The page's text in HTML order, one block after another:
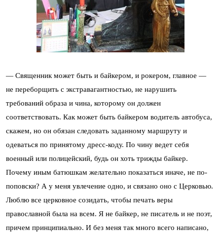
— Священник может быть и байкером, и рокером, главное —
не переборщить с экстравагантностью, не нарушить
требований образа и чина, которому он должен
соответствовать. Как может быть байкером водитель автобуса,
скажем, но он обязан следовать заданному маршруту и
одеваться по принятому дресс-коду. По чину ведет себя
военный или полицейский, будь он хоть трижды байкер.
Почему иным батюшкам желательно показаться иначе, не по-
поповски? А у меня увлечение одно, и связано оно с Церковью.
Люблю все церковное созидать, чтобы печать веры
православной была на всем. Я не байкер, не писатель и не поэт,
причем принципиально. И без меня так много всего написано,